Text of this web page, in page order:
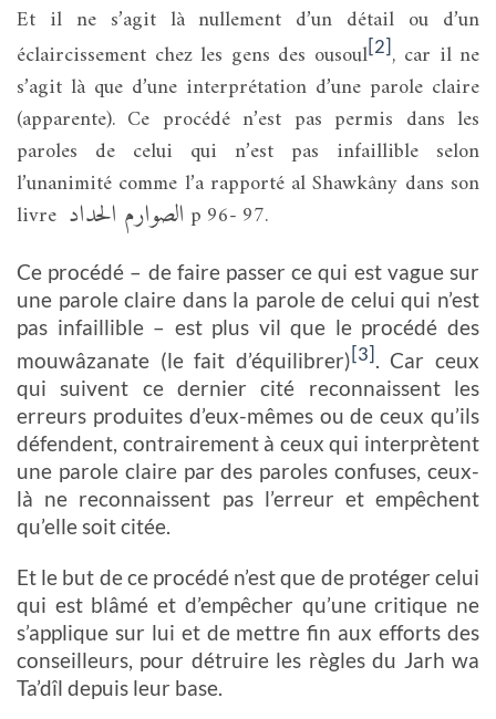
Et il ne s’agit là nullement d’un détail ou d’un
éclaircissement chez les gens des ousoul [2] , car il ne
s’agit là que d’une interprétation d’une parole claire
(apparente). Ce procédé n’est pas permis dans les
paroles de celui qui n’est pas infaillible selon
l’unanimité comme l’a rapporté al Shawkâny dans son
livre الصوارم الحداد p 96- 97.
Ce procédé – de faire passer ce qui est vague sur
une parole claire dans la parole de celui qui n’est
pas infaillible – est plus vil que le procédé des
mouwâzanate (le fait d’équilibrer) [3] . Car ceux
qui suivent ce dernier cité reconnaissent les
erreurs produites d’eux-mêmes ou de ceux qu’ils
défendent, contrairement à ceux qui interprètent
une parole claire par des paroles confuses, ceux-
là ne reconnaissent pas l’erreur et empêchent
qu’elle soit citée.
Et le but de ce procédé n’est que de protéger celui
qui est blâmé et d’empêcher qu’une critique ne
s’applique sur lui et de mettre fin aux efforts des
conseilleurs, pour détruire les règles du Jarh wa
Ta’dîl depuis leur base.